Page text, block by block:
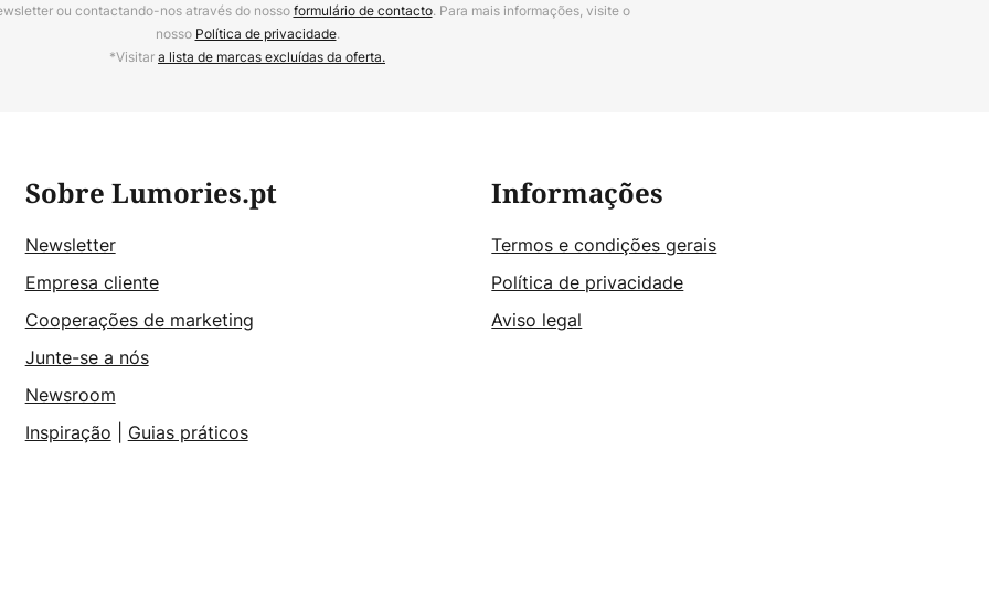
ou contactando-nos através do nossoformulário de contacto. Para mais informações, visite o
nosso Política de privacidade.
*Visitara lista de marcas excluídas da oferta.
Sobre Lumories.pt
Newsletter
Empresa cliente
Cooperações de marketing
Junte-se a nós
Newsroom
Inspiração
Guias práticos
Informações
Termos e condições gerais
Política de privacidade
Aviso legal